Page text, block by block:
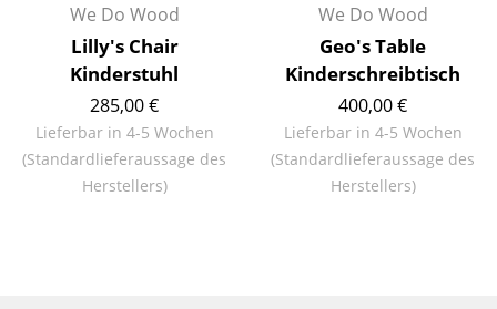
Einzelbetten
Stapelbetten
Kinderbetten
Nachttische & Bettzubehör
... alle Betten
We Do Wood
Lilly's Chair
Kinderstuhl
285,00 €
Lieferbar in 4-5 Wochen
(Standardlieferaussage des
Herstellers)
We Do Wood
Geo's Table
Kinderschreibtisch
400,00 €
Lieferbar in 4-5 Wochen
(Standardlieferaussage des
Herstellers)